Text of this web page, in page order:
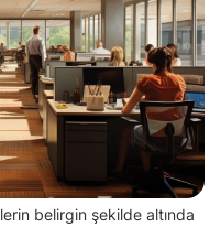
belirgin şekilde altında